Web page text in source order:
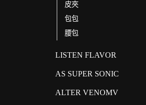
皮夾
包包
腰包
LISTEN FLAVOR
AS SUPER SONIC
ALTER VENOMV